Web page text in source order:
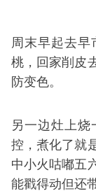
周末早起去早
桃，回家削皮
防变色。
另一边灶上烧
控，煮化了就
中小火咕嘟五
能戳得动但还